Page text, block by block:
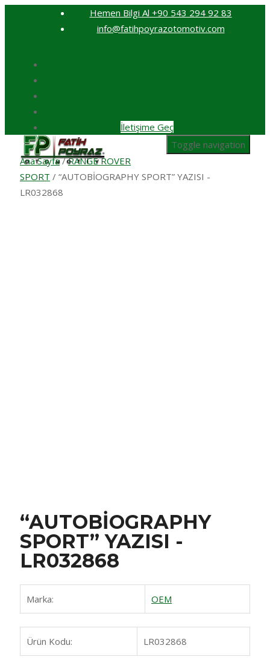
Hemen Bilgi Al +90 543 294 92 83
info@fatihpoyrazotomotiv.com
İletişime Geç
Toggle navigation
Ana Sayfa/RANGE ROVER
SPORT / “AUTOBİOGRAPHY SPORT” YAZISI -
LR032868
“AUTOBİOGRAPHY
SPORT” YAZISI -
LR032868
Marka: OEM
Ürün Kodu: LR032868